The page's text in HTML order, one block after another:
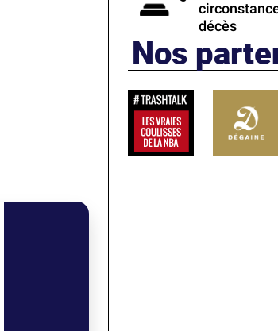
décès
Nos